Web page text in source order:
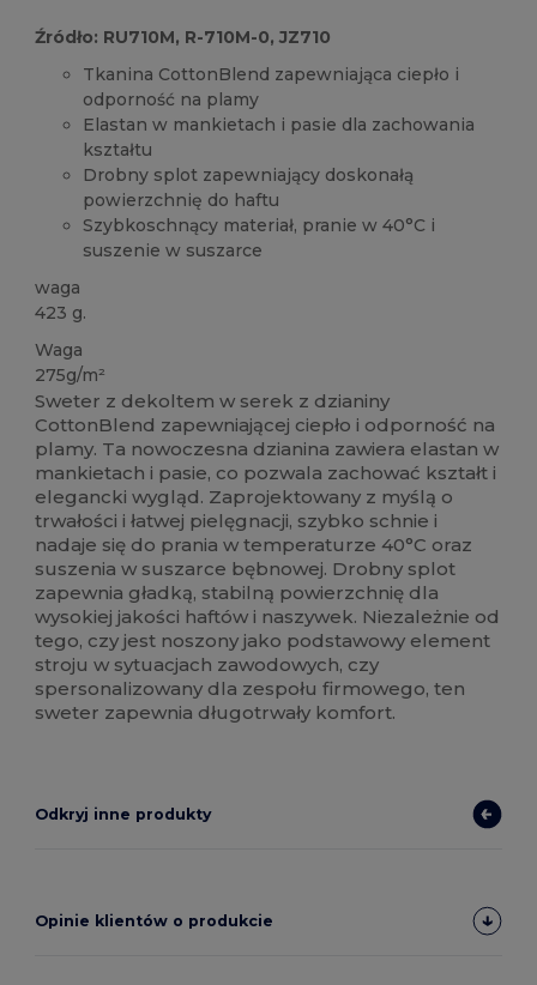
Źródło: RU710M, R-710M-0, JZ710
Tkanina CottonBlend zapewniająca ciepło i
odporność na plamy
Elastan w mankietach i pasie dla zachowania
kształtu
Drobny splot zapewniający doskonałą
powierzchnię do haftu
Szybkoschnący materiał, pranie w 40°C i
suszenie w suszarce
waga
423 g.
Waga
275g/m²
Sweter z dekoltem w serek z dzianiny
CottonBlend zapewniającej ciepło i odporność na
plamy. Ta nowoczesna dzianina zawiera elastan w
mankietach i pasie, co pozwala zachować kształt i
elegancki wygląd. Zaprojektowany z myślą o
trwałości i łatwej pielęgnacji, szybko schnie i
nadaje się do prania w temperaturze 40°C oraz
suszenia w suszarce bębnowej. Drobny splot
zapewnia gładką, stabilną powierzchnię dla
wysokiej jakości haftów i naszywek. Niezależnie od
tego, czy jest noszony jako podstawowy element
stroju w sytuacjach zawodowych, czy
spersonalizowany dla zespołu firmowego, ten
sweter zapewnia długotrwały komfort.
Odkryj inne produkty
Opinie klientów o produkcie